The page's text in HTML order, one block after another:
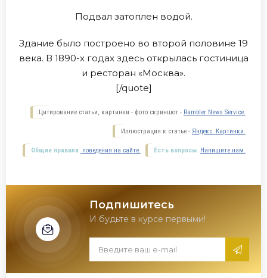
Подвал затоплен водой.
Здание было построено во второй половине 19
века. В 1890-х годах здесь открылась гостиница
и ресторан «Москва».
[/quote]
Цитирование статьи, картинки - фото скриншот - Rambler News Service.
Иллюстрация к статье - Яндекс. Картинки.
Есть вопросы. Напишите нам.
Общие правила поведения на сайте.
Подпишитесь
И будьте в курсе первыми!